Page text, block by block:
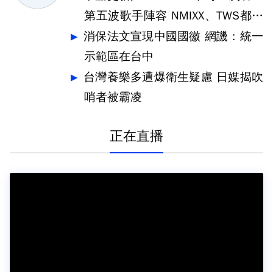
第五波歌手陣容 NMIXX、TWS都要
來
消保法文宣現中國國徽 網譏：統一
示範區在台中
台灣養樂多遭爆衛生疑慮 日媒揭吹
哨者被霸凌
正在直播